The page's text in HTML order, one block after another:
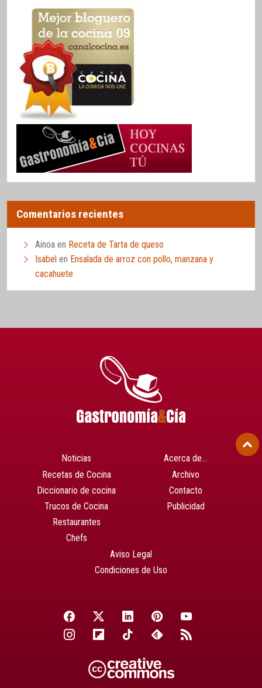
Comentarios recientes
Ainoa en Receta de Tarta de queso
Isabel en Ensalada de arroz con pollo, manzana y
cacahuete
Noticias
Recetas de Cocina
Diccionario de cocina
Trucos de Cocina
Restaurantes
Chefs
Acerca de…
Archivo
Contacto
Publicidad
Aviso Legal
Condiciones de Uso